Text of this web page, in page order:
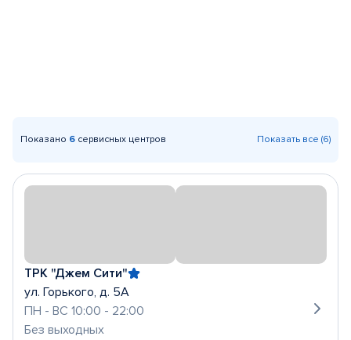
Показано 6 сервисных центров Показать все (6)
ТРК "Джем Сити"
ул. Горького, д. 5А
ПН - ВС 10:00 - 22:00
Без выходных